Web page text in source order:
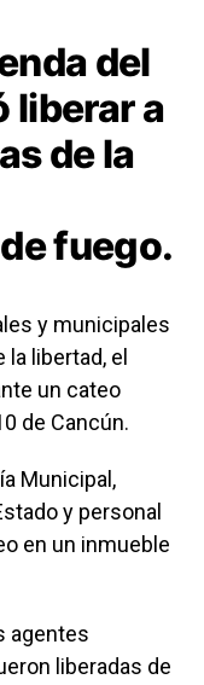
del
liberar a
de la
fuego.
y municipales
libertad, el
un cateo
de Cancún.
Municipal,
y personal
en un inmueble
agentes
liberadas de